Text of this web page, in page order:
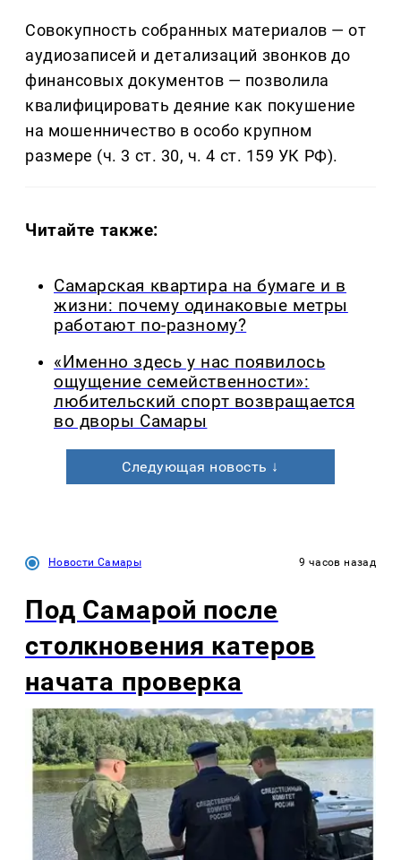
Совокупность собранных материалов — от
аудиозаписей и детализаций звонков до
финансовых документов — позволила
квалифицировать деяние как покушение
на мошенничество в особо крупном
размере (ч. 3 ст. 30, ч. 4 ст. 159 УК РФ).
Читайте также:
Самарская квартира на бумаге и в
жизни: почему одинаковые метры
работают по-разному?
«Именно здесь у нас появилось
ощущение семейственности»:
любительский спорт возвращается
во дворы Самары
Следующая новость ↓
Новости Самары 9 часов назад
Под Самарой после
столкновения катеров
начата проверка